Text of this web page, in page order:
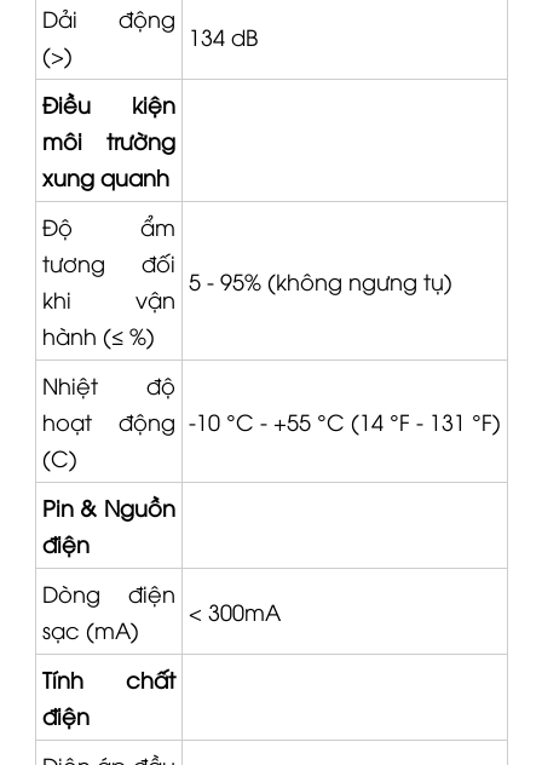
Dải động
(>)
134 dB
Điều kiện
môi trường
xung quanh
Độ ẩm
tương đối
khi vận
hành (≤ %)
5 - 95% (không ngưng tụ)
Nhiệt độ
hoạt động
(C)
-10 °C - +55 °C (14 °F - 131 °F)
Pin & Nguồn
điện
Dòng điện
sạc (mA)
< 300mA
Tính chất
điện